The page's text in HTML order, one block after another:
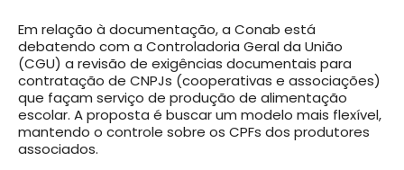
Em relação à documentação, a Conab está
debatendo com a Controladoria Geral da União
(CGU) a revisão de exigências documentais para
contratação de CNPJs (cooperativas e associações)
que façam serviço de produção de alimentação
escolar. A proposta é buscar um modelo mais flexível,
mantendo o controle sobre os CPFs dos produtores
associados.